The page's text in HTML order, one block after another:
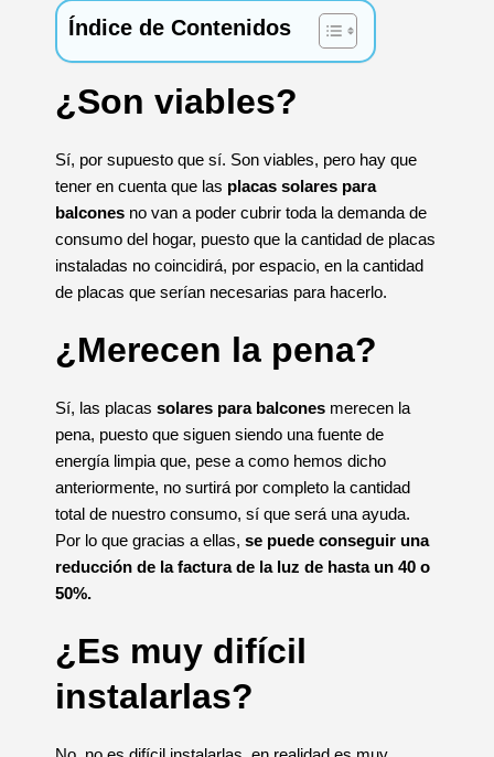
Índice de Contenidos
¿Son viables?
Sí, por supuesto que sí. Son viables, pero hay que
tener en cuenta que las placas solares para
balcones no van a poder cubrir toda la demanda de
consumo del hogar, puesto que la cantidad de placas
instaladas no coincidirá, por espacio, en la cantidad
de placas que serían necesarias para hacerlo.
¿Merecen la pena?
Sí, las placas solares para balcones merecen la
pena, puesto que siguen siendo una fuente de
energía limpia que, pese a como hemos dicho
anteriormente, no surtirá por completo la cantidad
total de nuestro consumo, sí que será una ayuda.
Por lo que gracias a ellas, se puede conseguir una
reducción de la factura de la luz de hasta un 40 o
50%.
¿Es muy difícil
instalarlas?